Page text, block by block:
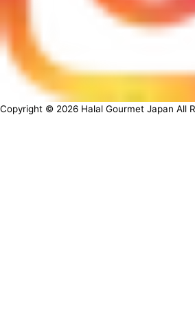
Copyright © 2026 Halal Gourmet Japan All